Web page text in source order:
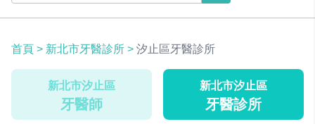
首頁 > 新北市牙醫診所 > 汐止區牙醫診所
新北市汐止區
牙醫師
新北市汐止區
牙醫診所